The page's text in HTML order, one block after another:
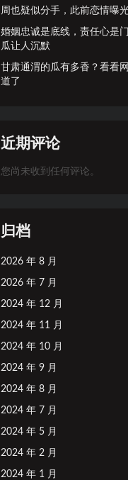
周也疑似分手，此前恋情曝
婚姻忠诚是底线，责任心是
瓜让人沉默
甘肃通渭的瓜有多香？看看
道了
近期评论
您尚未收到任何评论。
归档
2026 年 8 月
2026 年 7 月
2024 年 12 月
2024 年 11 月
2024 年 10 月
2024 年 9 月
2024 年 8 月
2024 年 7 月
2024 年 5 月
2024 年 2 月
2024 年 1 月